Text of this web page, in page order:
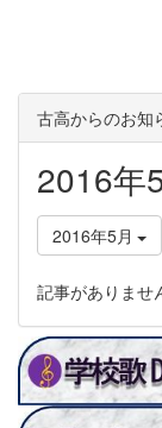
古高からのお知
2016年
2016年5月
記事がありませ